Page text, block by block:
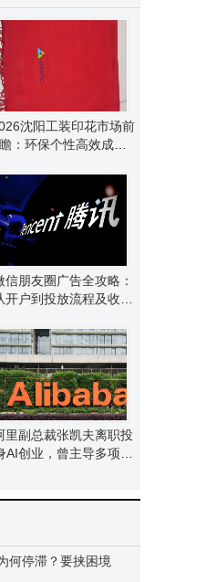
沈阳工装印花市场前
瞻：环保个性高效成新
信朋友圈广告全攻略：
开户到投放流程及收费
里副总裁张凯夫离职投
AI创业，曾主导多项创
何停滞？要挟困境